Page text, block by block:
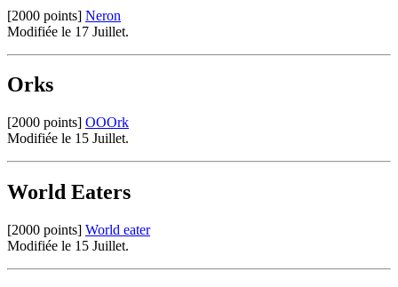
[2000 points] Neron
Modifiée le 17 Juillet.
Orks
[2000 points] OOOrk
Modifiée le 15 Juillet.
World Eaters
[2000 points] World eater
Modifiée le 15 Juillet.